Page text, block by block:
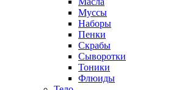
Муссы
Наборы
Пенки
Скрабы
Сыворотки
Тоники
Флюиды